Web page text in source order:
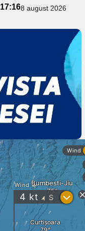
17:168 august 2026